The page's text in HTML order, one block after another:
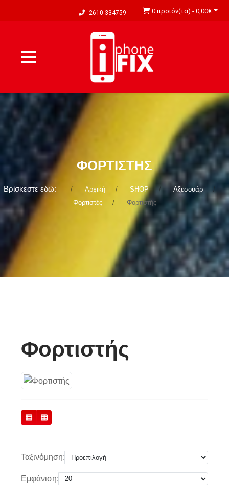
2610 334759 0 προϊόν(τα) - 0,00€
ΦΟΡΤΙΣΤΉΣ
Βρίσκεστε εδώ: Αρχική SHOP
Αξεσουάρ
Φορτιστές
Φορτιστής
Φορτιστής
Ταξινόμηση:
Εμφάνιση: